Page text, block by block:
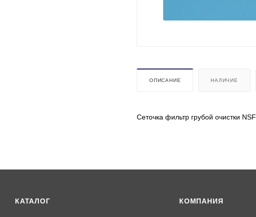
ОПИСАНИЕ НАЛИЧИЕ
Сеточка фильтр грубой очистки
КАТАЛОГ КОМПАНИЯ